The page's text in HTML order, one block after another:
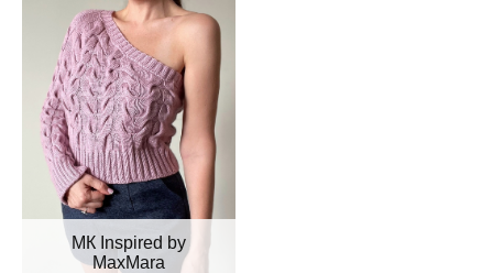
МК Inspired by
MaxMara